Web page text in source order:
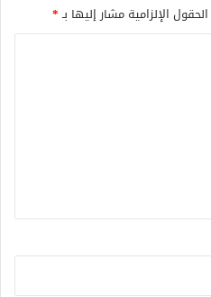
الحقول الإلزامية مشار إليها بـ*